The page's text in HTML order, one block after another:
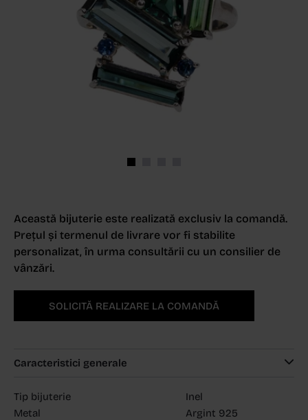
Această bijuterie este realizată exclusiv la comandă.
Prețul și termenul de livrare vor fi stabilite
personalizat, în urma consultării cu un consilier de
vânzări.
SOLICITĂ REALIZARE LA COMANDĂ
Caracteristici generale
Tip bijuterie
Inel
Metal
Argint 925